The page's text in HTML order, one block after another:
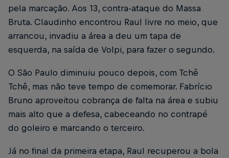
pela marcação. Aos 13, contra-ataque do Massa
Bruta. Claudinho encontrou Raul livre no meio, que
arrancou, invadiu a área a deu um tapa de
esquerda, na saída de Volpi, para fazer o segundo.
O São Paulo diminuiu pouco depois, com Tchê
Tchê, mas não teve tempo de comemorar. Fabrício
Bruno aproveitou cobrança de falta na área e subiu
mais alto que a defesa, cabeceando no contrapé
do goleiro e marcando o terceiro.
Já no final da primeira etapa, Raul recuperou a bola